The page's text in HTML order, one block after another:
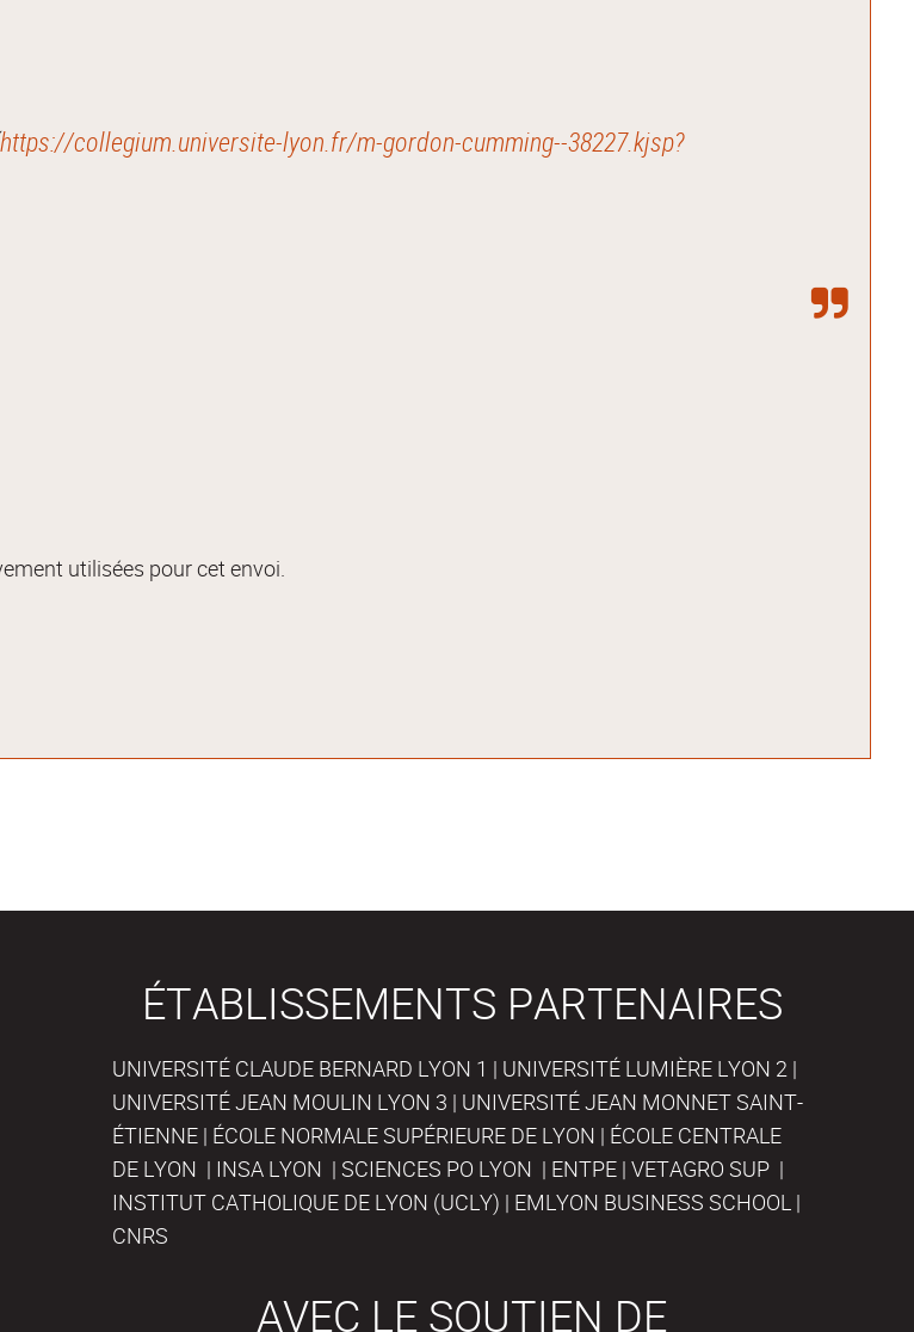
(https://collegium.universite-lyon.fr/m-gordon-cumming--38227.kjsp?
utilisées pour cet envoi.
ÉTABLISSEMENTS PARTENAIRES
UNIVERSITÉ CLAUDE BERNARD LYON 1 | UNIVERSITÉ LUMIÈRE LYON 2 |
UNIVERSITÉ JEAN MOULIN LYON 3 | UNIVERSITÉ JEAN MONNET SAINT-
ÉTIENNE | ÉCOLE NORMALE SUPÉRIEURE DE LYON | ÉCOLE CENTRALE
DE LYON | INSA LYON | SCIENCES PO LYON | ENTPE | VETAGRO SUP |
INSTITUT CATHOLIQUE DE LYON (UCLY) | EMLYON BUSINESS SCHOOL |
CNRS
AVEC LE SOUTIEN DE